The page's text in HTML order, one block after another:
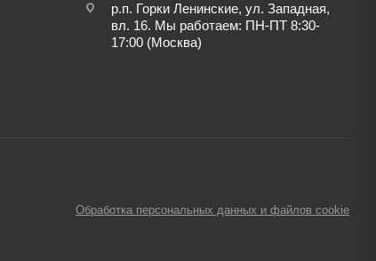
р.п. Горки Ленинские, ул. Западная,
вл. 16. Мы работаем: ПН-ПТ 8:30-
17:00 (Москва)
Обработка персональных данных и файлов cookie